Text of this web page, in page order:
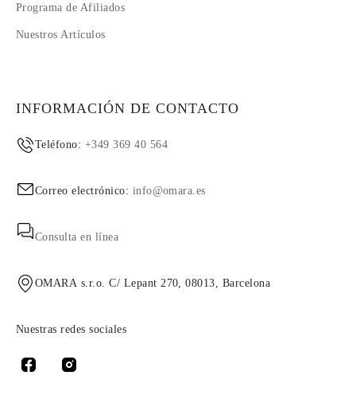
Programa de Afiliados
Nuestros Artículos
INFORMACIÓN DE CONTACTO
Teléfono: +349 369 40 564
Correo electrónico: info@omara.es
Consulta en línea
OMARA s.r.o. C/ Lepant 270, 08013, Barcelona
Nuestras redes sociales